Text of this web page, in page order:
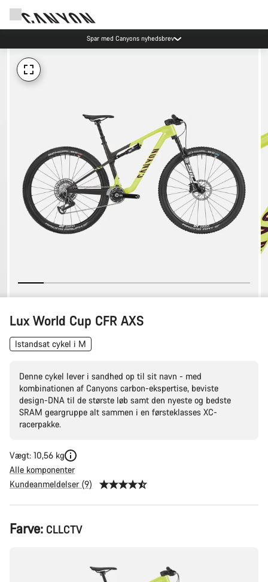
Spar med Canyons nyhedsbrev
Lux World Cup CFR AXS
Istandsat cykel i M
Denne cykel lever i sandhed op til sit navn - med
kombinationen af Canyons carbon-ekspertise, beviste
design-DNA til de største løb samt den nyeste og bedste
SRAM geargruppe alt sammen i en førsteklasses XC-
racerpakke.
Vægt: 10,56 kg
Alle komponenter
Kundeanmeldelser (9)
Produktkonfiguration
Farve: CLLCTV